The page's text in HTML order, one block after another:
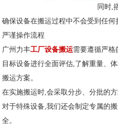
同时,
确保设备在搬运过程中不会受到任何
严谨操作流程
广州力丰工厂设备搬运需要遵循严格
目标设备进行全面评估,了解重量、
搬运方案。
在实施搬运时,会采取分步、分批的
对于特殊设备,我们还会制定专属的
全。